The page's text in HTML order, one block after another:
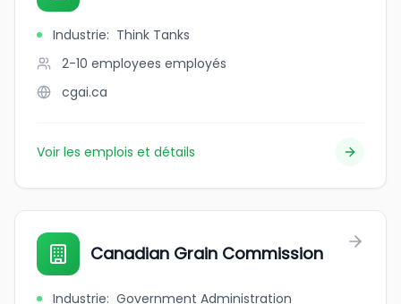
Industrie: Think Tanks
2-10 employees employés
cgai.ca
Voir les emplois et détails
Canadian Grain Commission
Industrie: Government Administration